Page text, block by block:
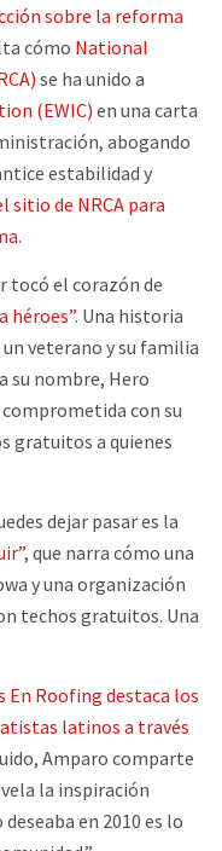
sobre la reforma
cómo National
se ha unido a
(EWIC) en una carta
abogando
estabilidad y
sitio de NRCA para
.
tocó el corazón de
héroes”. Una historia
veterano y su familia
su nombre, Hero
con su
gratuitos a quienes
dejar pasar es la
, que narra cómo una
y una organización
techos gratuitos. Una
Roofing destaca los
latinos a través
Amparo comparte
la inspiración
en 2010 es lo